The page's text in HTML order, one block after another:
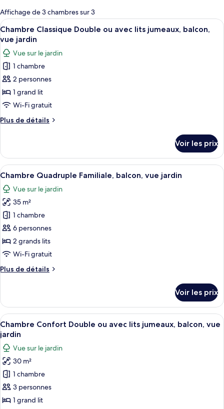
pour
les
chambres
Affichage de 3 chambres sur 3
Afficher
toutes
les
photos
pour
ce
type
de
chambre :
Chambre
Double
ou
avec
lits
jumeaux,
balcon,
vue
jardin
Une chambre d’hôtel équipée d’un
4
Chambre Classique Double ou avec lits jumeaux, balcon,
vue jardin
Vue sur le jardin
1 chambre
2 personnes
1 grand lit
Wi-Fi gratuit
Plus de détails
Plus
le
type
de
chambre
Chambre
Classique
Double
ou
avec
lits
jumeaux,
balcon,
jardin
Voir les prix
Afficher
toutes
les
photos
pour
ce
type
de
chambre :
Chambre
balcon,
vue
jardin
Une chambre d’hôtel avec un lit en
4
Chambre Quadruple Familiale, balcon, vue jardin
Vue sur le jardin
35 m²
1 chambre
6 personnes
2 grands lits
Wi-Fi gratuit
Plus de détails
Plus
le
type
de
chambre
Chambre
Quadruple
Familiale,
balcon,
vue
jardin
Voir les prix
Afficher
toutes
les
photos
pour
ce
type
de
Une salle de bain moderne avec
4
Chambre Confort Double ou avec lits jumeaux, balcon, vue
jardin
Vue sur le jardin
30 m²
1 chambre
3 personnes
1 grand lit